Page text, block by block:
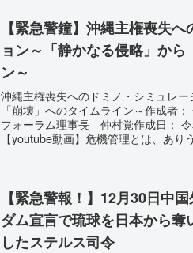
【緊急警鐘】沖縄主権喪失
ョン～「静かなる侵略」か
ン～
沖縄主権喪失へのドミノ・シミュレ
「崩壊」へのタイムライン～作成者
フォーラム理事長 仲村覚作成日：
【youtube動画】危機管理とは、あり
【緊急警報！】12月30日中
ダム宣言で琉球を日本から
したステルス司令